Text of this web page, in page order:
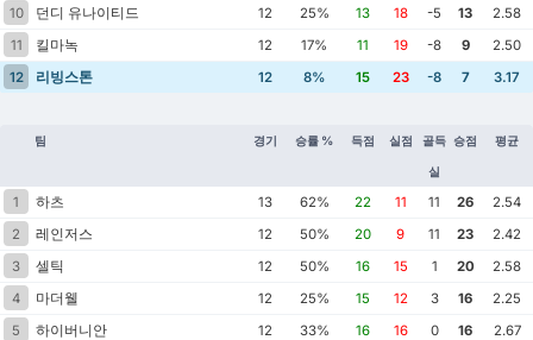
10
던디 유나이티드 12 25% 13 18 -5 13
2.58
11
킬마녹 12 17% 11 19 -8 9
2.50
12
리빙스톤 12 8% 15 23 -8 7 3.17
팀 경기 승률 % 득점 실점 골득
실
승점 평균
1 하츠 13 62% 22 11 11 26
2.54
2
레인저스 12 50% 20 9 11 23
2.42
3
셀틱 12 50% 16 15 1 20
2.58
4
마더웰 12 25% 15 12 3 16
2.25
5
하이버니안 12 33% 16 16 0 16
2.67